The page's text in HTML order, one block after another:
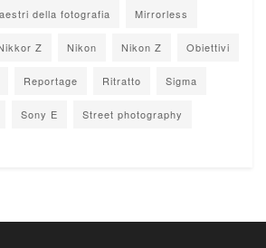
della fotografia Mirrorless
Z Nikon Nikon Z Obiettivi
Reportage Ritratto Sigma
Sony E Street photography